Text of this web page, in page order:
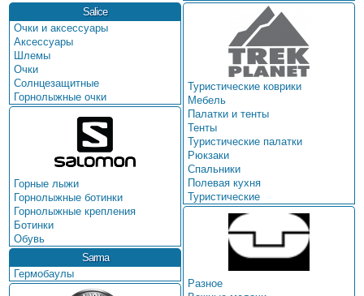
Salice
Очки и аксессуары
Аксессуары
Шлемы
Очки
Солнцезащитные
Горнолыжные очки
Горные лыжи
Горнолыжные ботинки
Горнолыжные крепления
Ботинки
Обувь
Sarma
Гермобаулы
Туристические коврики
Мебель
Палатки и тенты
Тенты
Туристические палатки
Рюкзаки
Спальники
Полевая кухня
Туристические
Разное